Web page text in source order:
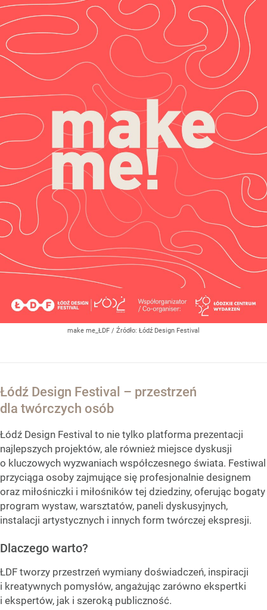
make me_ŁDF / Źródło: Łódź Design Festival
Łódź Design Festival – przestrzeń
dla twórczych osób
Łódź Design Festival to nie tylko platforma prezentacji
najlepszych projektów, ale również miejsce dyskusji
o kluczowych wyzwaniach współczesnego świata. Festiwal
przyciąga osoby zajmujące się profesjonalnie designem
oraz miłośniczki i miłośników tej dziedziny, oferując bogaty
program wystaw, warsztatów, paneli dyskusyjnych,
instalacji artystycznych i innych form twórczej ekspresji.
Dlaczego warto?
ŁDF tworzy przestrzeń wymiany doświadczeń, inspiracji
i kreatywnych pomysłów, angażując zarówno ekspertki
i ekspertów, jak i szeroką publiczność.